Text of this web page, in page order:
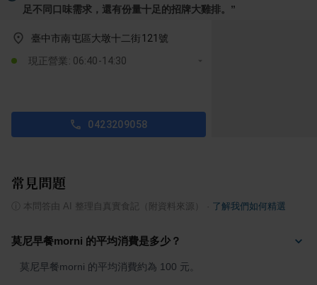
足不同口味需求，還有份量十足的招牌大雞排。 ”
臺中市南屯區大墩十二街121號
現正營業: 06:40-14:30
0423209058
常見問題
本問答由 AI 整理自真實食記（附資料來源） 了解我們如何精選
莫尼早餐morni 的平均消費是多少？
莫尼早餐morni 的平均消費約為 100 元。